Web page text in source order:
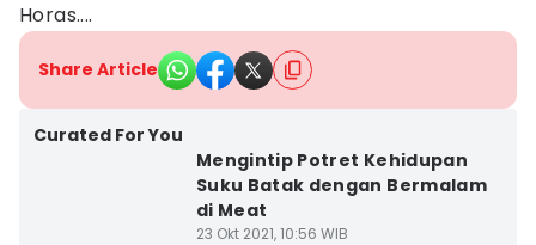
Horas....
Share Article
Curated For You
Mengintip Potret Kehidupan
Suku Batak dengan Bermalam
di Meat
23 Okt 2021, 10:56 WIB